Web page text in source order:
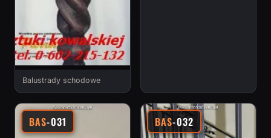
Balustrady schodowe
BAS-031 BAS-032